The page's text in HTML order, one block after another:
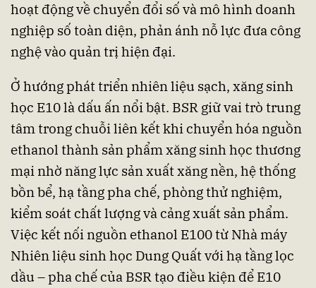
hoạt động về chuyển đổi số và mô hình doanh
nghiệp số toàn diện, phản ánh nỗ lực đưa công
nghệ vào quản trị hiện đại.
Ở hướng phát triển nhiên liệu sạch, xăng sinh
học E10 là dấu ấn nổi bật. BSR giữ vai trò trung
tâm trong chuỗi liên kết khi chuyển hóa nguồn
ethanol thành sản phẩm xăng sinh học thương
mại nhờ năng lực sản xuất xăng nền, hệ thống
bồn bể, hạ tầng pha chế, phòng thử nghiệm,
kiểm soát chất lượng và cảng xuất sản phẩm.
Việc kết nối nguồn ethanol E100 từ Nhà máy
Nhiên liệu sinh học Dung Quất với hạ tầng lọc
dầu – pha chế của BSR tạo điều kiện để E10